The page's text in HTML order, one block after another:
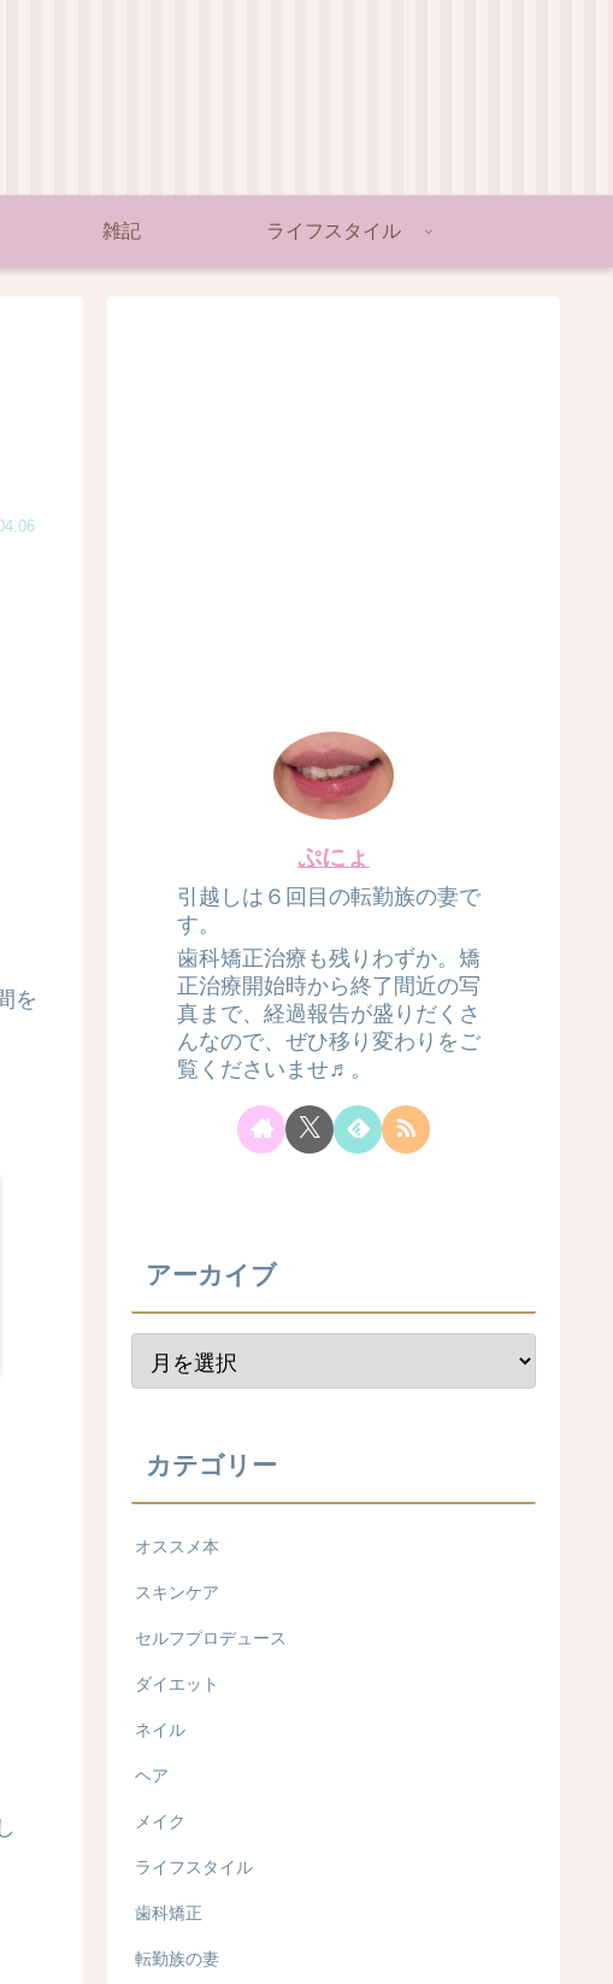
雑記 ライフスタイル
を
ぷにょ
引越しは６回目の転勤族の妻で
す。
歯科矯正治療も残りわずか。矯
正治療開始時から終了間近の写
真まで、経過報告が盛りだくさ
んなので、ぜひ移り変わりをご
覧くださいませ♬。
アーカイブ
カテゴリー
オススメ本
スキンケア
セルフプロデュース
ダイエット
ネイル
ヘア
メイク
ライフスタイル
歯科矯正
転勤族の妻